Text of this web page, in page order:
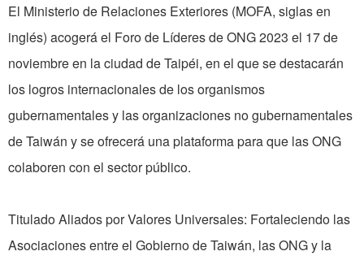
El Ministerio de Relaciones Exteriores (MOFA, siglas en
inglés) acogerá el Foro de Líderes de ONG 2023 el 17 de
noviembre en la ciudad de Taipéi, en el que se destacarán
los logros internacionales de los organismos
gubernamentales y las organizaciones no gubernamentales
de Taiwán y se ofrecerá una plataforma para que las ONG
colaboren con el sector público.
Titulado Aliados por Valores Universales: Fortaleciendo las
Asociaciones entre el Gobierno de Taiwán, las ONG y la